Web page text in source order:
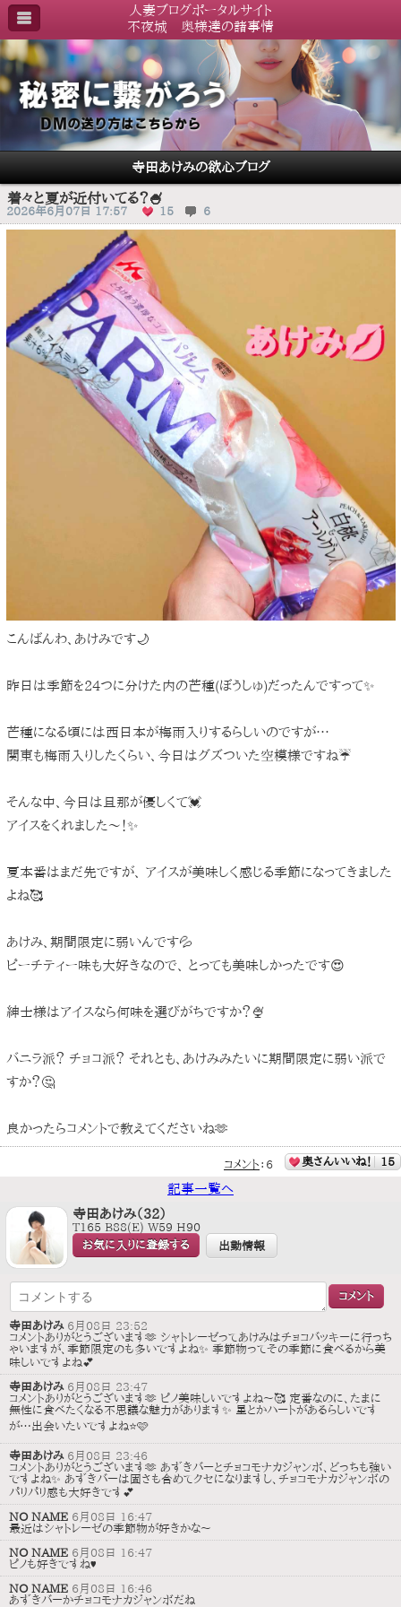
人妻ブログポータルサイト
不夜城 奥様達の諸事情
寺田あけみの欲心ブログ
着々と夏が近付いてる？🍧
2026年6月07日 17:57 15 6
こんばんわ、あけみです🌙
昨日は季節を24つに分けた内の芒種(ぼうしゅ)だったんですって✨
芒種になる頃には西日本が梅雨入りするらしいのですが…
関東も梅雨入りしたくらい、今日はグズついた空模様ですね☔
そんな中、今日は旦那が優しくて💓
アイスをくれました〜！✨
夏本番はまだ先ですが、 アイスが美味しく感じる季節になってきました
よね🥰
あけみ、期間限定に弱いんです💦
ピーチティー味も大好きなので、 とっても美味しかったです😍
紳士様はアイスなら何味を選びがちですか？🍨
バニラ派？ チョコ派？ それとも、あけみみたいに期間限定に弱い派で
すか？🤔
良かったらコメントで教えてくださいね🫶
コメント ： 6 奥さんいいね！ 15
記事一覧へ
寺田あけみ（32）
T165 B88(E) W59 H90
お気に入りに登録する 出勤情報
寺田あけみ 6月08日 23:52
コメントありがとうございます🫶 シャトレーゼってあけみはチョコバッキーに行っち
ゃいますが、季節限定のも多いですよね✨ 季節物ってその季節に食べるから美
味しいですよね💕
寺田あけみ 6月08日 23:47
コメントありがとうございます🫶 ピノ美味しいですよね〜🥰 定番なのに、たまに
無性に食べたくなる不思議な魅力があります✨ 星とかハートがあるらしいです
が…出会いたいですよね⭐️🩷
寺田あけみ 6月08日 23:46
コメントありがとうございます🫶 あずきバーとチョコモナカジャンボ、どっちも強い
ですよね✨ あずきバーは固さも含めてクセになりますし、チョコモナカジャンボの
パリパリ感も大好きです💕
NO NAME 6月08日 16:47
最近はシャトレーゼの季節物が好きかな〜
NO NAME 6月08日 16:47
ピノも好きですね♥
NO NAME 6月08日 16:46
あずきバーかチョコモナカジャンボだね